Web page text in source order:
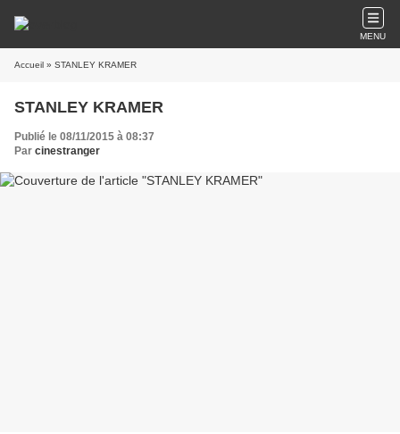
MENU
Accueil » STANLEY KRAMER
STANLEY KRAMER
Publié le 08/11/2015 à 08:37
Par cinestranger